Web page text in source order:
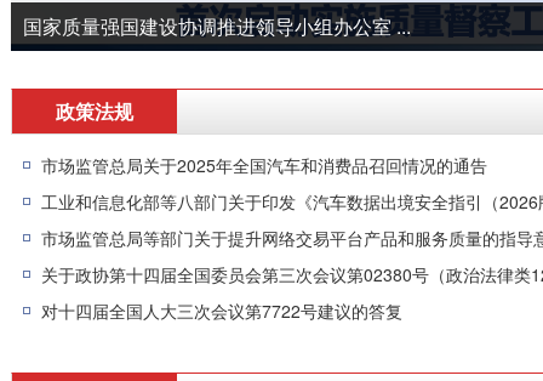
国家质量强国建设协调推进领导小组办公室 ...
政策法规
市场监管总局关于2025年全国汽车和消费品召回情况的通告
市场监管总局等部门关于提升网络交易平台产品和服务质量的指导
对十四届全国人大三次会议第7722号建议的答复